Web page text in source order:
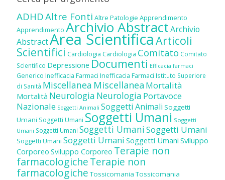
ADHDAltre Fonti Altre Patologie Apprendimento
Apprendimento Archivio AbstractArchivio
AbstractArea ScientificaArticoli
Scientifici Cardiologia Cardiologia Comitato Comitato
Scientifico Depressione Documenti Efficacia farmaci
Generico Inefficacia Farmaci Inefficacia Farmaci Istituto Superiore
di Sanità Miscellanea Miscellanea Mortalità
Mortalità Neurologia Neurologia Portavoce
Nazionale Soggetti Animali Soggetti Animali Soggetti
Umani Soggetti Umani Soggetti Umani Soggetti
Umani Soggetti Umani Soggetti UmaniSoggetti Umani
Soggetti Umani Soggetti Umani Soggetti Umani Sviluppo
Corporeo Sviluppo Corporeo Terapie non
farmacologicheTerapie non
farmacologiche Tossicomania Tossicomania